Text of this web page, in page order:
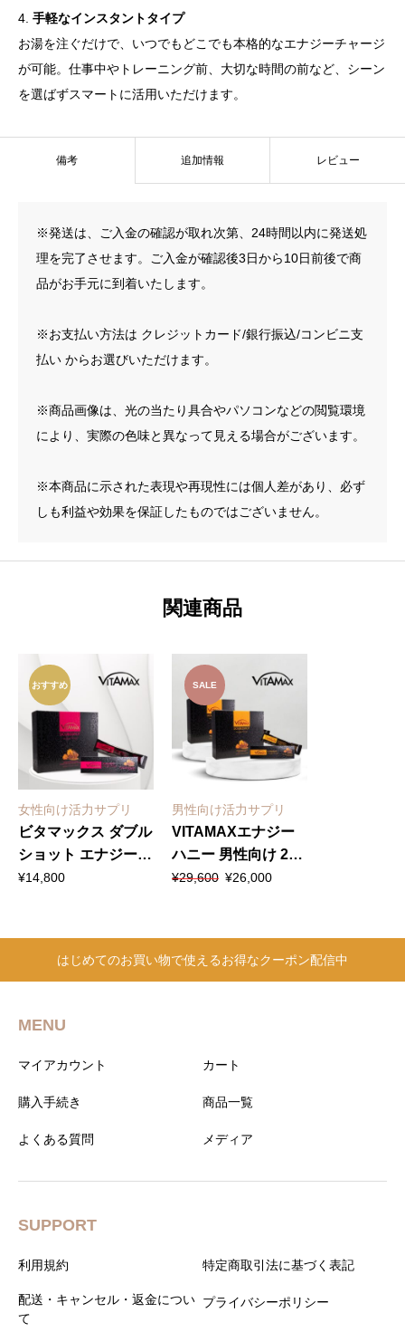
カ
配
合
[正
品]
4. 手軽なインスタントタイプ
お湯を注ぐだけで、いつでもどこでも本格的なエナジーチャージ
が可能。仕事中やトレーニング前、大切な時間の前など、シーン
を選ばずスマートに活用いただけます。
備考 追加情報 レビュー
※発送は、ご入金の確認が取れ次第、24時間以内に発送処
理を完了させます。ご入金が確認後3日から10日前後で商
品がお手元に到着いたします。
※お支払い方法は クレジットカード/銀行振込/コンビニ支
払い からお選びいただけます。
※商品画像は、光の当たり具合やパソコンなどの閲覧環境
により、実際の色味と異なって見える場合がございます。
※本商品に示された表現や再現性には個人差があり、必ず
しも利益や効果を保証したものではございません。
関連商品
女性向け活力サプリ
ビタマックス ダブル
ショット エナジーハ
ニー VITAMAX
活力 サプリメント
レーシア産 / 正規品]
¥14,800
おすすめ
男性向け活力サプリ
VITAMAXエナジー
ハニー 男性向け 2箱
セット
¥29,600
元
¥29,600
で
¥26,000
現
は
¥26,000
SALE
はじめてのお買い物で使えるお得なクーポン配信中
MENU
マイアカウント カート
購入手続き 商品一覧
よくある質問 メディア
SUPPORT
利用規約 特定商取引法に基づく表記
配送・キャンセル・返金につい
て
プライバシーポリシー